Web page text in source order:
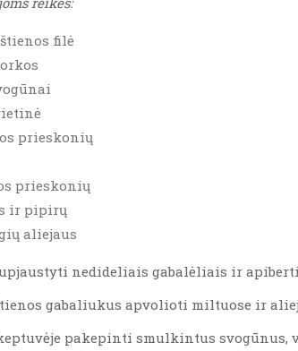
filė
prieskonių
prieskonių
ir pipirų
aliejaus
nedideliais gabalėliais ir
gabaliukus apvolioti miltuose ir
pakepinti smulkintus svogūnus,